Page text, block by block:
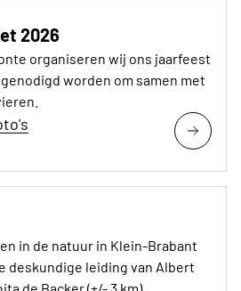
2026
organiseren wij ons jaarfeest
worden om samen met
in de natuur in Klein-Brabant
deskundige leiding van Albert